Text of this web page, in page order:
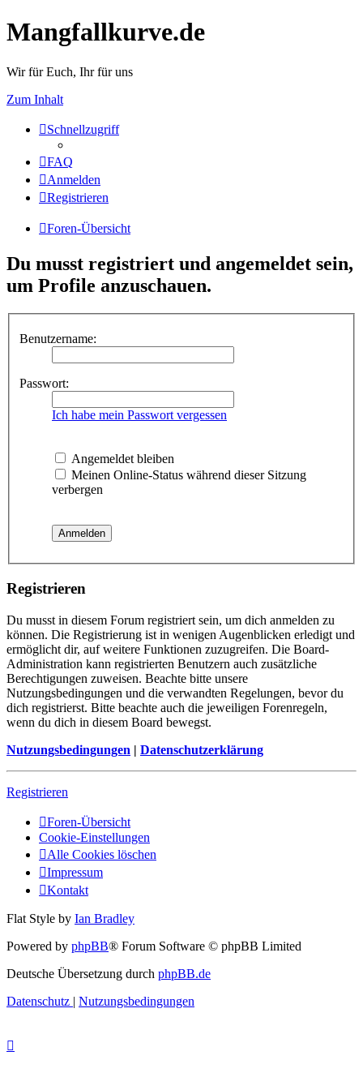
Mangfallkurve.de
Wir für Euch, Ihr für uns
Zum Inhalt
Schnellzugriff
FAQ
Anmelden
Registrieren
Foren-Übersicht
Du musst registriert und angemeldet sein,
um Profile anzuschauen.
Benutzername:
Passwort:
Ich habe mein Passwort vergessen
Angemeldet bleiben
Meinen Online-Status während dieser Sitzung
verbergen
Registrieren
Du musst in diesem Forum registriert sein, um dich anmelden zu
können. Die Registrierung ist in wenigen Augenblicken erledigt und
ermöglicht dir, auf weitere Funktionen zuzugreifen. Die Board-
Administration kann registrierten Benutzern auch zusätzliche
Berechtigungen zuweisen. Beachte bitte unsere
Nutzungsbedingungen und die verwandten Regelungen, bevor du
dich registrierst. Bitte beachte auch die jeweiligen Forenregeln,
wenn du dich in diesem Board bewegst.
Nutzungsbedingungen | Datenschutzerklärung
Registrieren
Foren-Übersicht
Cookie-Einstellungen
Alle Cookies löschen
Impressum
Kontakt
Flat Style by Ian Bradley
Powered by phpBB® Forum Software © phpBB Limited
Deutsche Übersetzung durch phpBB.de
Datenschutz | Nutzungsbedingungen